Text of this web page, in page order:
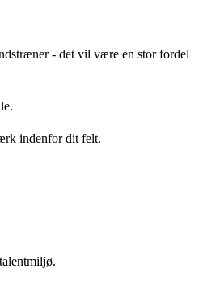
- det vil være en stor fordel
indenfor dit felt.